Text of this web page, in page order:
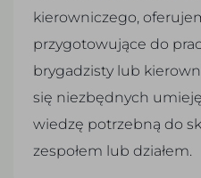
kierowniczego,
przygotowujące do
brygadzisty lub
się niezbędnych
wiedzę potrzebną do
zespołem lub działem.